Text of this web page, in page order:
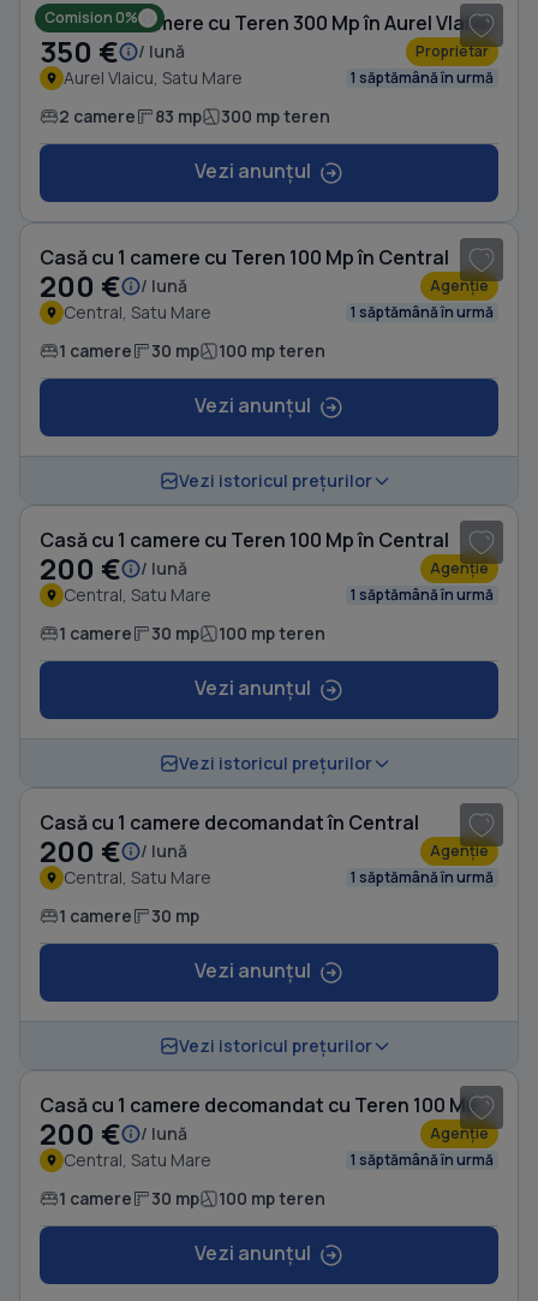
Comision 0%
Casă cu 2 camere cu Teren 300 Mp în Aurel Vlaicu
350 € / lună Proprietar
Aurel Vlaicu, Satu Mare 1 săptămână în urmă
2 camere 83 mp 300 mp teren
Vezi anunțul
Casă cu 1 camere cu Teren 100 Mp în Central
200 € / lună Agenție
Central, Satu Mare 1 săptămână în urmă
1 camere 30 mp 100 mp teren
Vezi anunțul
Vezi istoricul prețurilor
Casă cu 1 camere cu Teren 100 Mp în Central
200 € / lună Agenție
Central, Satu Mare 1 săptămână în urmă
1 camere 30 mp 100 mp teren
Vezi anunțul
Vezi istoricul prețurilor
Casă cu 1 camere decomandat în Central
200 € / lună Agenție
Central, Satu Mare 1 săptămână în urmă
1 camere 30 mp
Vezi anunțul
Vezi istoricul prețurilor
Casă cu 1 camere decomandat cu Teren 100 Mp în Central
200 € / lună Agenție
Central, Satu Mare 1 săptămână în urmă
1 camere 30 mp 100 mp teren
Vezi anunțul